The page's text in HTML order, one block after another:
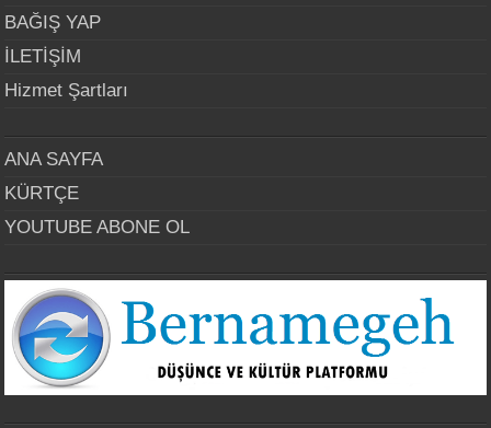
BAĞIŞ YAP
İLETİŞİM
Hizmet Şartları
ANA SAYFA
KÜRTÇE
YOUTUBE ABONE OL